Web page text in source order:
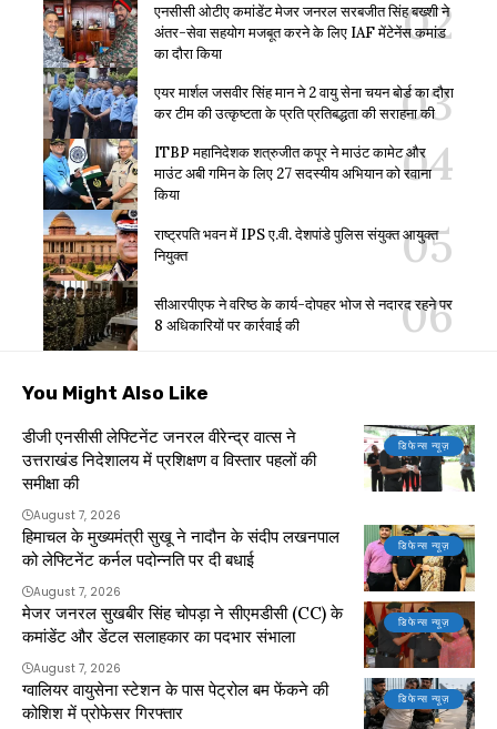
एनसीसी ओटीए कमांडेंट मेजर जनरल सरबजीत सिंह बख्शी ने
अंतर-सेवा सहयोग मजबूत करने के लिए IAF मेंटेनेंस कमांड
का दौरा किया
एयर मार्शल जसवीर सिंह मान ने 2 वायु सेना चयन बोर्ड का दौरा
कर टीम की उत्कृष्टता के प्रति प्रतिबद्धता की सराहना की
ITBP महानिदेशक शत्रुजीत कपूर ने माउंट कामेट और
माउंट अबी गमिन के लिए 27 सदस्यीय अभियान को रवाना
किया
राष्ट्रपति भवन में IPS ए.वी. देशपांडे पुलिस संयुक्त आयुक्त
नियुक्त
सीआरपीएफ ने वरिष्ठ के कार्य-दोपहर भोज से नदारद रहने पर
8 अधिकारियों पर कार्रवाई की
You Might Also Like
डिफेन्स न्यूज़
डीजी एनसीसी लेफ्टिनेंट जनरल वीरेन्द्र वात्स ने
उत्तराखंड निदेशालय में प्रशिक्षण व विस्तार पहलों की
समीक्षा की
August 7, 2026
डिफेन्स न्यूज़
हिमाचल के मुख्यमंत्री सुखू ने नादौन के संदीप लखनपाल
को लेफ्टिनेंट कर्नल पदोन्नति पर दी बधाई
August 7, 2026
डिफेन्स न्यूज़
मेजर जनरल सुखबीर सिंह चोपड़ा ने सीएमडीसी (CC) के
कमांडेंट और डेंटल सलाहकार का पदभार संभाला
August 7, 2026
डिफेन्स न्यूज़
ग्वालियर वायुसेना स्टेशन के पास पेट्रोल बम फेंकने की
कोशिश में प्रोफेसर गिरफ्तार